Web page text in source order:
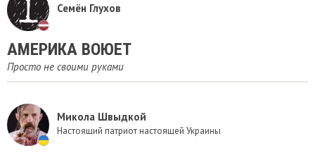
Семён Глухов
АМЕРИКА ВОЮЕТ
Просто не своими руками
Микола Швыдкой
Настоящий патриот настоящей Украины